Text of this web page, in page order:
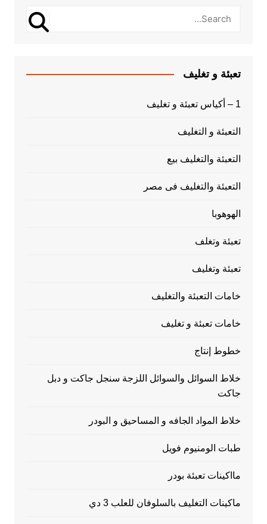
تعبئة و تغليف
1 – أكياس تعبئة و تغليف
التعبئة و التغليف
التعبئة والتغليف بيع
التعبئة والتغليف فى مصر
الهوهوبا
تعبئة وتغلف
تعبئة وتغليف
خامات التعبئة والتغليف
خامات تعبئة و تغليف
خطوط إنتاج
خلاط السوائل والسوائل اللزجة سنجل جاكت و دبل
جاكت
خلاط المواد الجافه و المساحيق و البودر
طبات الومنيوم فويل
مااكينات تعبئة بودر
ماكينات التغليف بالسلوفان للعلب 3 دي